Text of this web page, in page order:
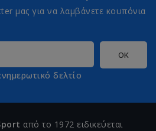
μας για να λαμβάνετε κουπόνια
δελτίο
από το 1972 ειδικεύεται